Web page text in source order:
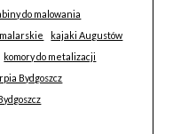
do malowania
kajaki Augustów
komory do metalizacji
Bydgoszcz